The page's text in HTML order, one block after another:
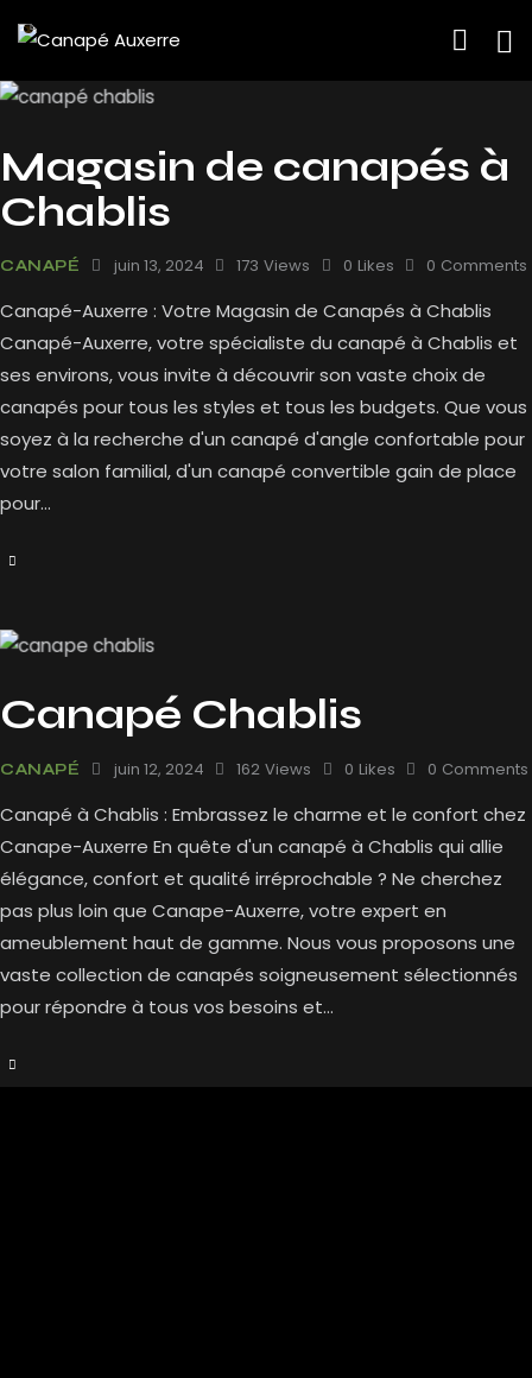
Magasin de canapés à
Chablis
CANAPÉ juin 13, 2024 173 Views 0 Likes 0 Comments
Canapé-Auxerre : Votre Magasin de Canapés à Chablis
Canapé-Auxerre, votre spécialiste du canapé à Chablis et
ses environs, vous invite à découvrir son vaste choix de
canapés pour tous les styles et tous les budgets. Que vous
soyez à la recherche d'un canapé d'angle confortable pour
votre salon familial, d'un canapé convertible gain de place
pour…
Canapé Chablis
CANAPÉ juin 12, 2024 162 Views 0 Likes 0 Comments
Canapé à Chablis : Embrassez le charme et le confort chez
Canape-Auxerre En quête d'un canapé à Chablis qui allie
élégance, confort et qualité irréprochable ? Ne cherchez
pas plus loin que Canape-Auxerre, votre expert en
ameublement haut de gamme. Nous vous proposons une
vaste collection de canapés soigneusement sélectionnés
pour répondre à tous vos besoins et…